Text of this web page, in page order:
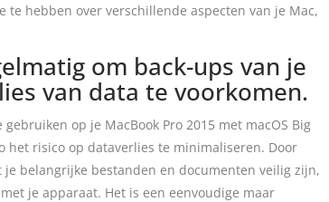
hebben over verschillende aspecten van je Mac,
om back-ups van je
van data te voorkomen.
op je MacBook Pro 2015 met macOS Big
het risico op dataverlies te minimaliseren. Door
belangrijke bestanden en documenten veilig zijn,
je apparaat. Het is een eenvoudige maar